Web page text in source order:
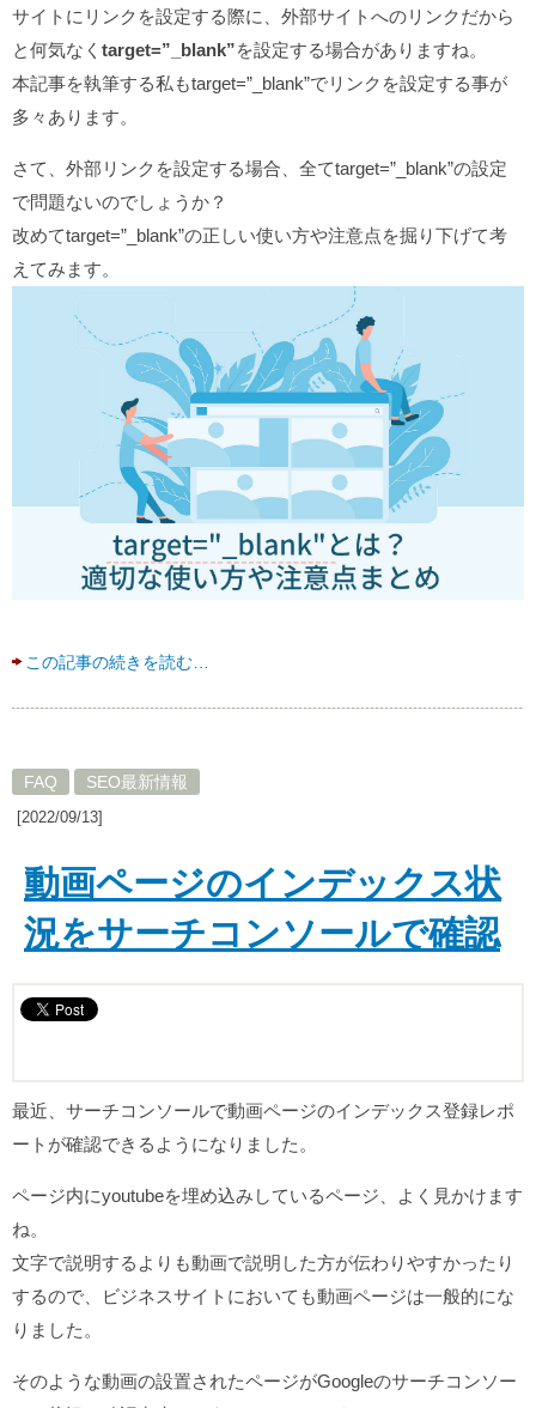
サイトにリンクを設定する際に、外部サイトへのリンクだから
と何気なく target=”_blank”を設定する場合がありますね。
本記事を執筆する私もtarget=”_blank”でリンクを設定する事が
多々あります。
さて、外部リンクを設定する場合、全てtarget=”_blank”の設定
で問題ないのでしょうか？
改めてtarget=”_blank”の正しい使い方や注意点を掘り下げて考
えてみます。
この記事の続きを読む…
FAQ SEO最新情報
[2022/09/13]
動画ページのインデックス状
況をサーチコンソールで確認
最近、サーチコンソールで動画ページのインデックス登録レポ
ートが確認できるようになりました。
ページ内にyoutubeを埋め込みしているページ、よく見かけます
ね。
文字で説明するよりも動画で説明した方が伝わりやすかったり
するので、ビジネスサイトにおいても動画ページは一般的にな
りました。
そのような動画の設置されたページがGoogleのサーチコンソー